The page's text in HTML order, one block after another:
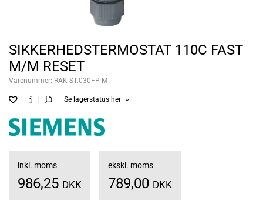
SIKKERHEDSTERMOSTAT 110C FAST
M/M RESET
Varenummer: RAK-ST.030FP-M
Se lagerstatus her
inkl. moms
986,25 DKK
ekskl. moms
789,00 DKK